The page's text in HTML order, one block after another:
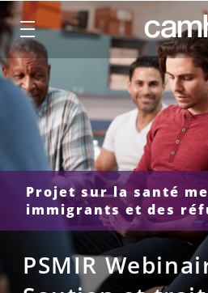
CAMH logo
Projet sur la santé
immigrants et des
PSMIR